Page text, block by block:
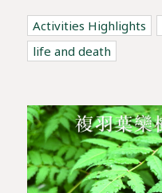
Activities Highlights
life and death